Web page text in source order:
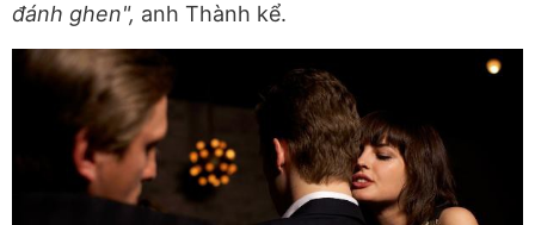
đánh ghen", anh Thành kể.